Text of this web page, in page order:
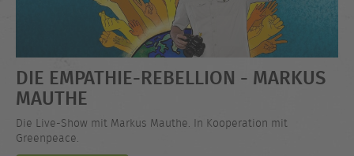
DIE EMPATHIE-REBELLION - MARKUS
MAUTHE
Die Live-Show mit Markus Mauthe. In Kooperation mit
Greenpeace.